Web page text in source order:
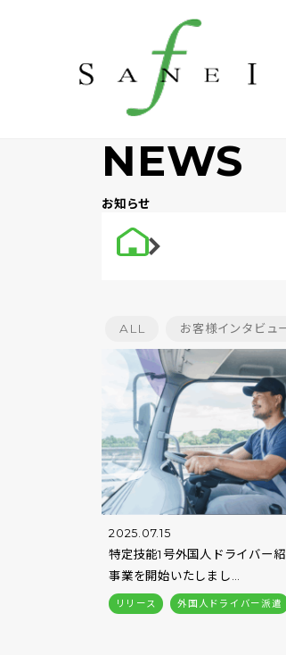
NEWS
お知らせ
ALL お客様インタビュ
2025.07.15
特定技能1号外国人ドライバー
事業を開始いたしまし…
リリース 外国人ドライバー派遣